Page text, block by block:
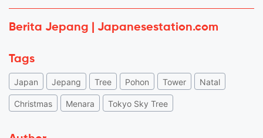
Berita Jepang | Japanesestation.com
Tags
Japan Jepang Tree Pohon Tower Natal
Christmas Menara Tokyo Sky Tree